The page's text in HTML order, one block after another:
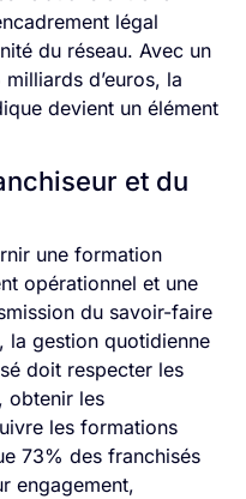
légal
du réseau. Avec un
d’euros, la
devient un élément
et du
une formation
opérationnel et une
du savoir-faire
la gestion quotidienne
doit respecter les
obtenir les
les formations
73% des franchisés
engagement,